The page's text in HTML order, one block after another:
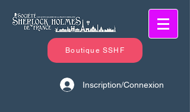
Boutique SSHF
Inscription/Connexion